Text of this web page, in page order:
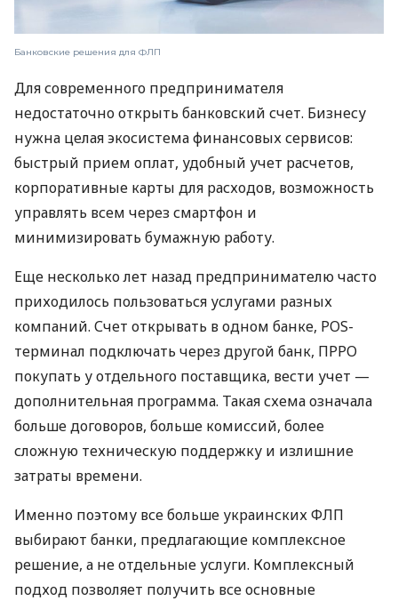
Банковские решения для ФЛП
Для современного предпринимателя
недостаточно открыть банковский счет. Бизнесу
нужна целая экосистема финансовых сервисов:
быстрый прием оплат, удобный учет расчетов,
корпоративные карты для расходов, возможность
управлять всем через смартфон и
минимизировать бумажную работу.
Еще несколько лет назад предпринимателю часто
приходилось пользоваться услугами разных
компаний. Счет открывать в одном банке, POS-
терминал подключать через другой банк, ПРРО
покупать у отдельного поставщика, вести учет —
дополнительная программа. Такая схема означала
больше договоров, больше комиссий, более
сложную техническую поддержку и излишние
затраты времени.
Именно поэтому все больше украинских ФЛП
выбирают банки, предлагающие комплексное
решение, а не отдельные услуги. Комплексный
подход позволяет получить все основные